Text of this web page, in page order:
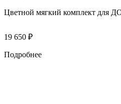
Цветной мягкий комплект для
19 650 ₽
Подробнее